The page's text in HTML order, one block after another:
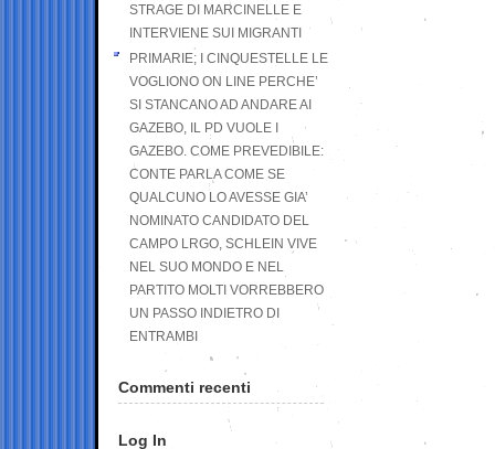
STRAGE DI MARCINELLE E
INTERVIENE SUI MIGRANTI
PRIMARIE; I CINQUESTELLE LE
VOGLIONO ON LINE PERCHE’
SI STANCANO AD ANDARE AI
GAZEBO, IL PD VUOLE I
GAZEBO. COME PREVEDIBILE:
CONTE PARLA COME SE
QUALCUNO LO AVESSE GIA’
NOMINATO CANDIDATO DEL
CAMPO LRGO, SCHLEIN VIVE
NEL SUO MONDO E NEL
PARTITO MOLTI VORREBBERO
UN PASSO INDIETRO DI
ENTRAMBI
Commenti recenti
Log In